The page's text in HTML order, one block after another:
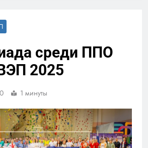
среди ППО
2025
0 1 минуты